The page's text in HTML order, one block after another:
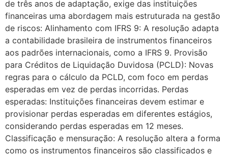
de três anos de adaptação, exige das instituições
financeiras uma abordagem mais estruturada na gestão
de riscos: Alinhamento com IFRS 9: A resolução adapta
a contabilidade brasileira de instrumentos financeiros
aos padrões internacionais, como a IFRS 9. Provisão
para Créditos de Liquidação Duvidosa (PCLD): Novas
regras para o cálculo da PCLD, com foco em perdas
esperadas em vez de perdas incorridas. Perdas
esperadas: Instituições financeiras devem estimar e
provisionar perdas esperadas em diferentes estágios,
considerando perdas esperadas em 12 meses.
Classificação e mensuração: A resolução altera a forma
como os instrumentos financeiros são classificados e